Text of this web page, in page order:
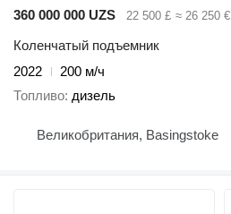
360 000 000 UZS
22 500 £ ≈ 26 250 €
Коленчатый подъемник
2022
200 м/ч
Топливо дизель
Великобритания, Basingstoke